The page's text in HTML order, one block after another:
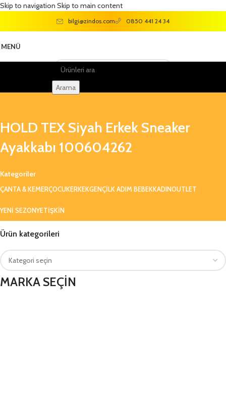
Skip to navigation Skip to main content
bilgi@zindos.com 0850 441 24 34
MENÜ
Arama
HOLD TEX Siyah Erkek Sneaker
Ayakkabı 100604262
Kategoriler
ÇANTA & KEMERÇOCUKERKEKGENÇILK ADIM BEBEKKADINOUTLET
YENI SEZONYETIŞKIN
Ürün kategorileri
MARKA SEÇİN